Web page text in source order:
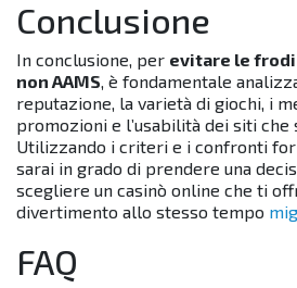
Conclusione
In conclusione, per evitare le
non AAMS , è fondamentale
reputazione, la varietà di giochi, i
promozioni e l’usabilità dei siti che
Utilizzando i criteri e i confronti
sarai in grado di prendere una
scegliere un casinò online che ti
divertimento allo stesso tempo
FAQ